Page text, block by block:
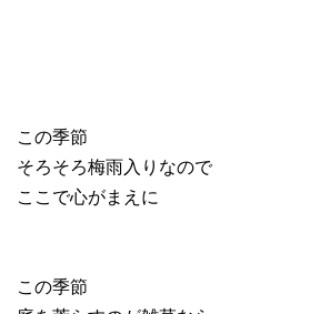
この季節
そろそろ梅雨入りなので
ここで心がまえに
この季節